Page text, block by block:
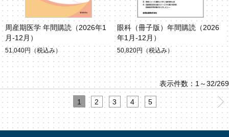
周産期医学 年間購読（2026年1
月-12月）
51,040円 （税込み）
眼科（冊子版）年間購読（2026
年1月-12月）
50,820円 （税込み）
表示件数：1～32/269
1 2 3 4 5